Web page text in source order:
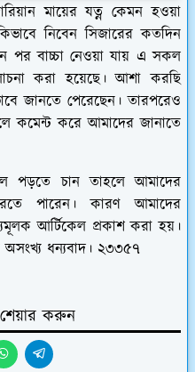
মায়ের যত্ন কেমন হওয়া
নিবেন সিজারের কতদিন
পর বাচ্চা নেওয়া যায় এ সকল
করা হয়েছে। আশা করছি
জানতে পেরেছেন। তারপরেও
কমেন্ট করে আমাদের জানাতে
চান তাহলে আমাদের
পারেন। কারণ আমাদের
আর্টিকেল প্রকাশ করা হয়।
ধন্যবাদ। ২৩৩৫৭
করুন